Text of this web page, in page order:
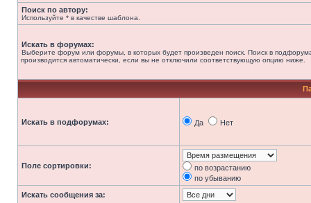
Поиск по автору:
Используйте * в качестве шаблона.
Искать в форумах:
Выберите форум или форумы, в которых будет произведен поиск. Поиск в
производится автоматически, если вы не отключили соответствующую опцию ниже.
Искать в подфорумах: Да Нет
Поле сортировки:
по возрастанию
по убыванию
Искать сообщения за: